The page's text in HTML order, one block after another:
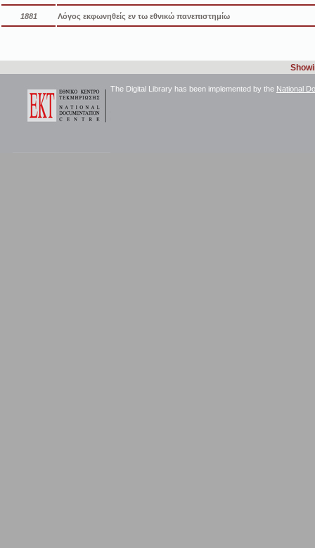
1881 Λόγος εκφωνηθείς εν τω εθνικώ πανεπιστημίω
The Digital Library has been implemented by the National